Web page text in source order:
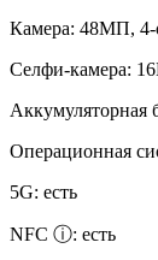
Камера: 48МП, 4-
Селфи-камера:
Аккумуляторная
Операционная
5G: есть
NFC ⓘ: есть